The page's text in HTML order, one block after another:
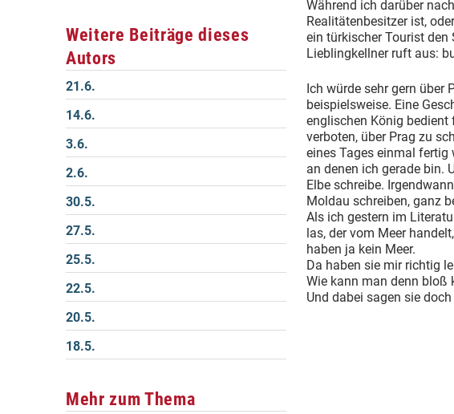
Weitere Beiträge dieses
Autors
21.6.
14.6.
3.6.
2.6.
30.5.
27.5.
25.5.
22.5.
20.5.
18.5.
Mehr zum Thema
Während ich darüber
Realitätenbesitzer ist,
ein türkischer Tourist den
Lieblingkellner ruft aus:
Ich würde sehr gern über
beispielsweise. Eine
englischen König bedient
verboten, über Prag zu
eines Tages einmal fertig
an denen ich gerade bin.
Elbe schreibe.
Moldau schreiben, ganz
Als ich gestern im
las, der vom Meer
haben ja kein Meer.
Da haben sie mir richtig
Wie kann man denn bloß
Und dabei sagen sie